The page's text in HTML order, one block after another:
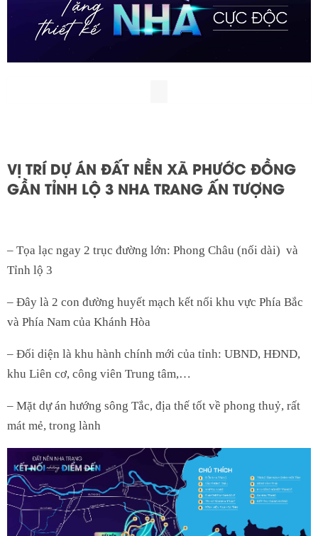
VỊ TRÍ DỰ ÁN ĐẤT NỀN XÃ PHƯỚC ĐỒNG
GẦN TỈNH LỘ 3 NHA TRANG ẤN TƯỢNG
– Tọa lạc ngay 2 trục đường lớn: Phong Châu (nối dài) và
Tỉnh lộ 3
– Đây là 2 con đường huyết mạch kết nối khu vực Phía Bắc
và Phía Nam của Khánh Hòa
– Đối diện là khu hành chính mới của tỉnh: UBND, HĐND,
khu Liên cơ, công viên Trung tâm,…
– Mặt dự án hướng sông Tắc, địa thế tốt về phong thuỷ, rất
mát mẻ, trong lành